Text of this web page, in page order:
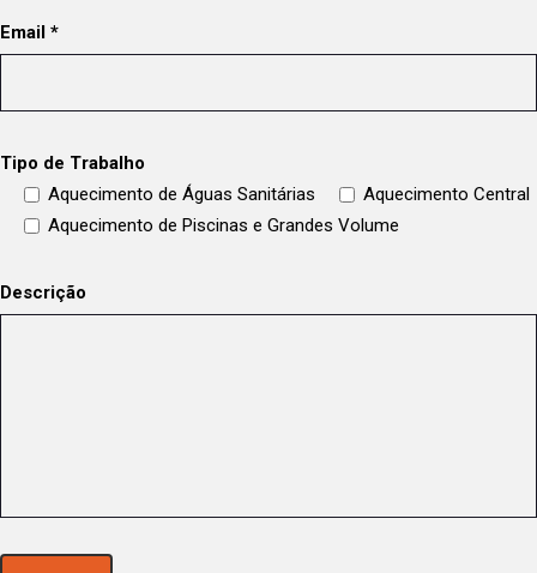
Email *
Tipo de Trabalho
Aquecimento de Águas Sanitárias
Aquecimento Central
Aquecimento de Piscinas e Grandes Volume
Descrição